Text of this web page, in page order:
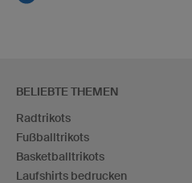
BELIEBTE THEMEN
Radtrikots
Fußballtrikots
Basketballtrikots
Laufshirts bedrucken